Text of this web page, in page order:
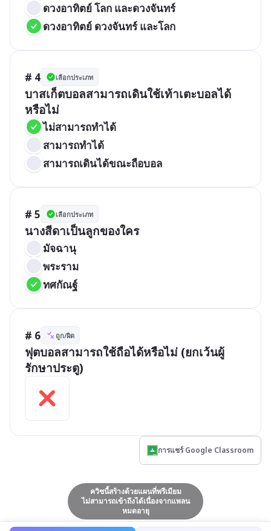
ดวงอาทิตย์ โลก และดวงจันทร์
ดวงอาทิตย์ ดวงจันทร์ และโลก
# 4 เลือกประเภท
บาสเก็ตบอลสามารถเดินใช้เท้าเตะบอลได้
หรือไม่
ไม่สามารถทำได้
สามารถทำได้
สามารถเดินได้ขณะถือบอล
# 5 เลือกประเภท
นางสีดาเป็นลูกของใคร
มัจฉานุ
พระราม
ทศกัณฐ์
# 6 ถูก/ผิด
ฟุตบอลสามารถใช้ถือได้หรือไม่ (ยกเว้นผู้
รักษาประตู)
การแชร์ Google Classroom
ควิซนี้สร้างด้วยแผนที่พรีเมียม
ไม่สามารถเข้าถึงได้เนื่องจากแพลน
หมดอายุ